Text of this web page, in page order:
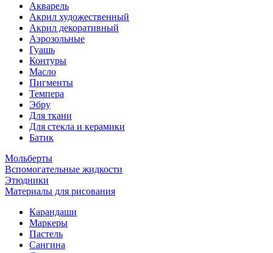
Акварель
Акрил художественный
Акрил декоративный
Аэрозольные
Гуашь
Контуры
Масло
Пигменты
Темпера
Эбру
Для ткани
Для стекла и керамики
Батик
Мольберты
Вспомогательные жидкости
Этюдники
Материалы для рисования
Карандаши
Маркеры
Пастель
Сангина